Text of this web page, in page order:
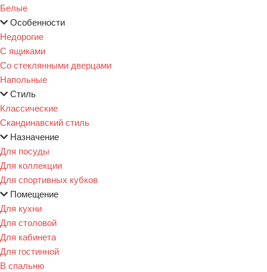
Белые
Особенности
Недорогие
С ящиками
Со стеклянными дверцами
Напольные
Стиль
Классические
Скандинавский стиль
Назначение
Для посуды
Для коллекции
Для спортивных кубков
Помещение
Для кухни
Для столовой
Для кабинета
Для гостинной
В спальню